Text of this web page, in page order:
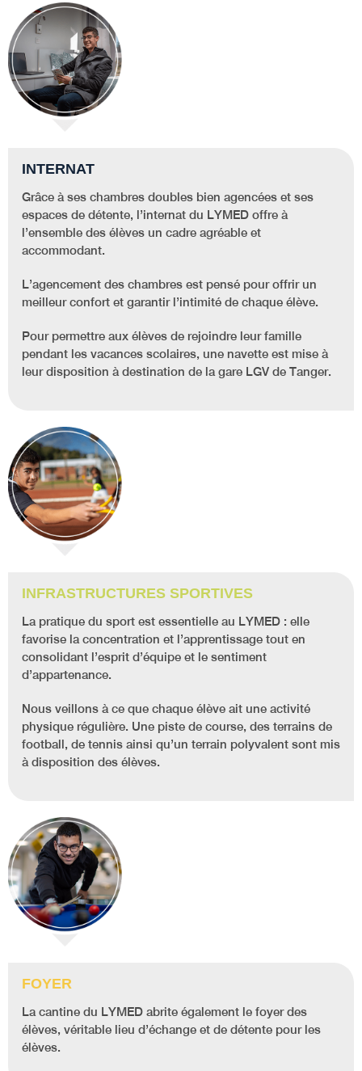
INTERNAT
Grâce à ses chambres doubles bien agencées et ses
espaces de détente, l’internat du LYMED offre à
l’ensemble des élèves un cadre agréable et
accommodant.
L’agencement des chambres est pensé pour offrir un
meilleur confort et garantir l’intimité de chaque élève.
Pour permettre aux élèves de rejoindre leur famille
pendant les vacances scolaires, une navette est mise à
leur disposition à destination de la gare LGV de Tanger.
INFRASTRUCTURES SPORTIVES
La pratique du sport est essentielle au LYMED : elle
favorise la concentration et l’apprentissage tout en
consolidant l’esprit d’équipe et le sentiment
d’appartenance.
Nous veillons à ce que chaque élève ait une activité
physique régulière. Une piste de course, des terrains de
football, de tennis ainsi qu’un terrain polyvalent sont mis
à disposition des élèves.
FOYER
La cantine du LYMED abrite également le foyer des
élèves, véritable lieu d’échange et de détente pour les
élèves.